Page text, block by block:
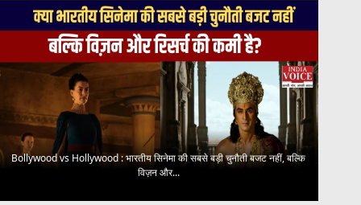
Bollywood vs Hollywood : भारतीय सिनेमा की सबसे बड़ी चुनौती बजट नहीं, बल्कि
विज़न और...